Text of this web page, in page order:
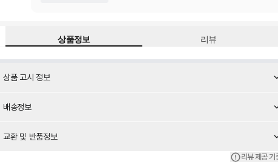
상품정보 리뷰
상품 고시 정보
배송정보
교환 및 반품정보
리뷰 제공 기